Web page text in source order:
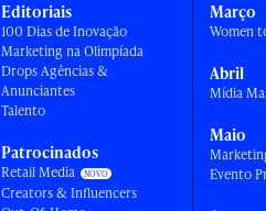
Editoriais
100 Dias de Inovação
Marketing na Olimpíada
Drops Agências &
Anunciantes
Talento
Patrocinados
Retail Media
Creators & Influencers
Março
Women
Abril
Mídia
Maio
Evento